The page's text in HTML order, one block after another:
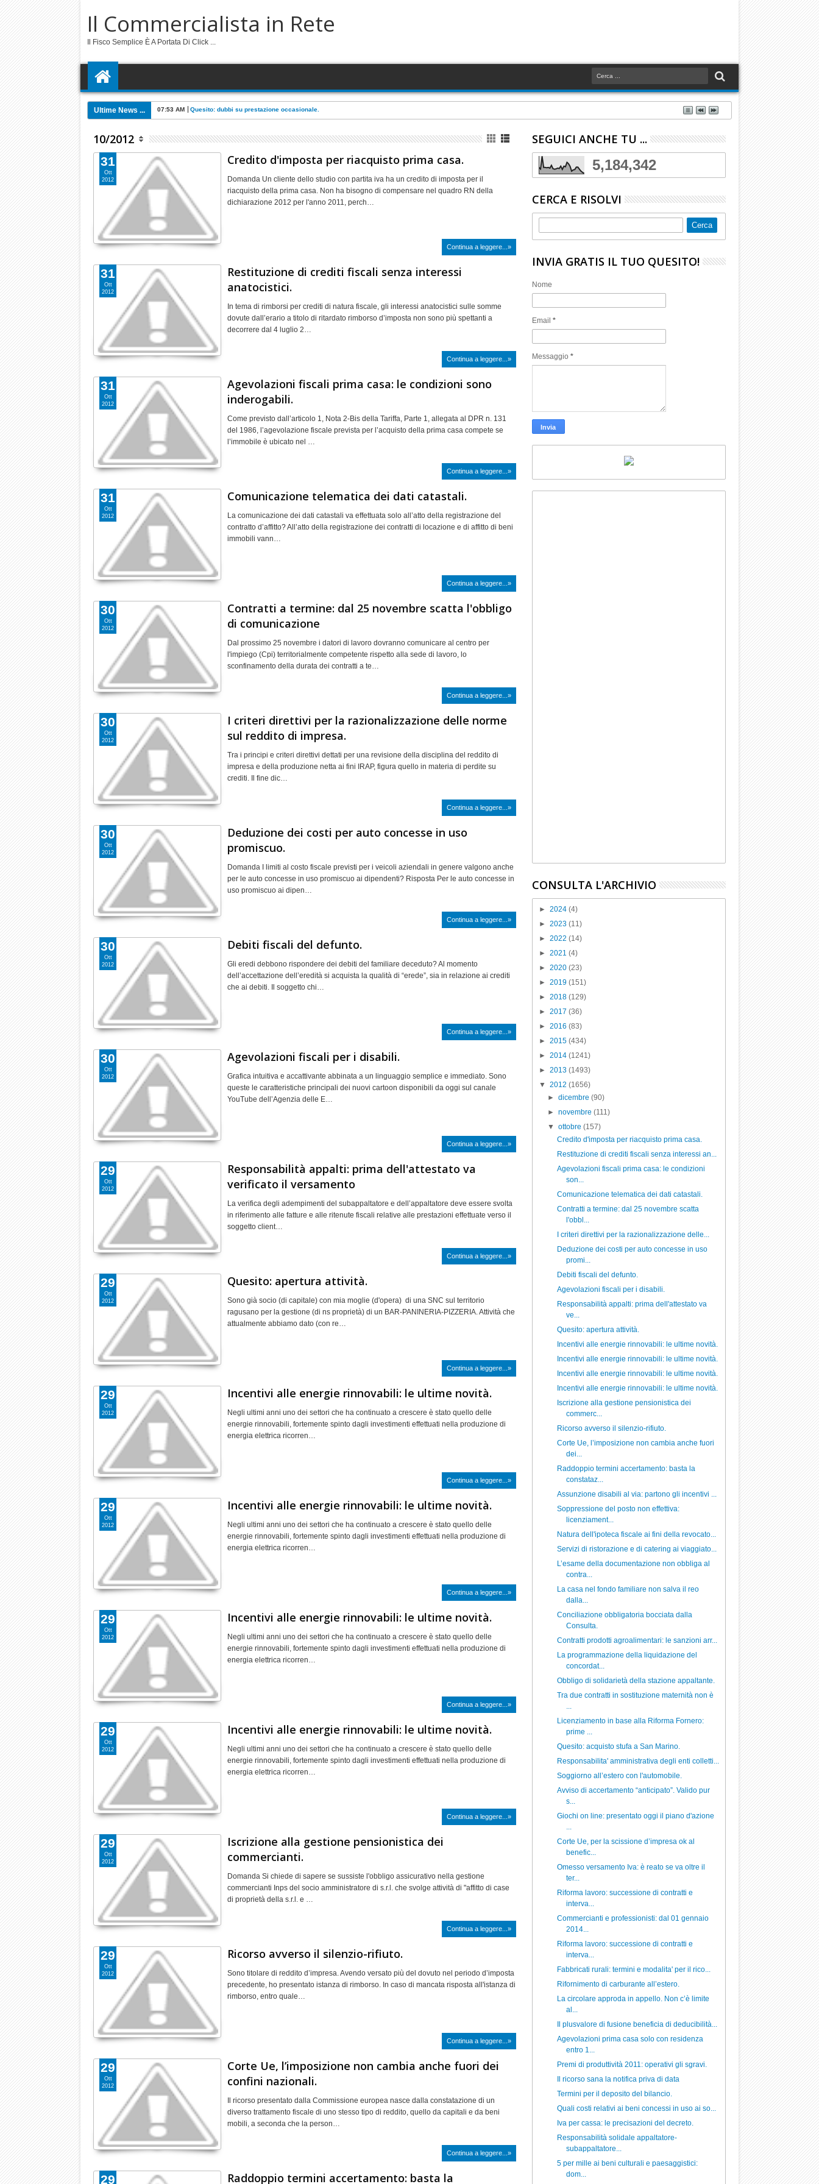
Il Commercialista in Rete
Il Fisco Semplice È A Portata Di Click ...
Ultime News ... 6:57 PM Quesito: cappella societaria su terreno in concessione comunale
10/2012
Credito d'imposta per riacquisto prima casa.
Domanda Un cliente dello studio con partita iva ha un credito di imposta per il
riacquisto della prima casa. Non ha bisogno di compensare nel quadro RN della
dichiarazione 2012 per l'anno 2011, perch…
Continua a leggere...»
31
Ott
2012
Restituzione di crediti fiscali senza interessi
anatocistici.
In tema di rimborsi per crediti di natura fiscale, gli interessi anatocistici sulle somme
dovute dall’erario a titolo di ritardato rimborso d’imposta non sono più spettanti a
decorrere dal 4 luglio 2…
Continua a leggere...»
31
Ott
2012
Agevolazioni fiscali prima casa: le condizioni sono
inderogabili.
Come previsto dall’articolo 1, Nota 2-Bis della Tariffa, Parte 1, allegata al DPR n. 131
del 1986, l’agevolazione fiscale prevista per l’acquisto della prima casa compete se
l’immobile è ubicato nel …
Continua a leggere...»
31
Ott
2012
Comunicazione telematica dei dati catastali.
La comunicazione dei dati catastali va effettuata solo all’atto della registrazione del
contratto d’affitto? All’atto della registrazione dei contratti di locazione e di affitto di beni
immobili vann…
Continua a leggere...»
31
Ott
2012
Contratti a termine: dal 25 novembre scatta l'obbligo
di comunicazione
Dal prossimo 25 novembre i datori di lavoro dovranno comunicare al centro per
l'impiego (Cpi) territorialmente competente rispetto alla sede di lavoro, lo
sconfinamento della durata dei contratti a te…
Continua a leggere...»
30
Ott
2012
I criteri direttivi per la razionalizzazione delle norme
sul reddito di impresa.
Tra i principi e criteri direttivi dettati per una revisione della disciplina del reddito di
impresa e della produzione netta ai fini IRAP, figura quello in materia di perdite su
crediti. Il fine dic…
Continua a leggere...»
30
Ott
2012
Deduzione dei costi per auto concesse in uso
promiscuo.
Domanda I limiti al costo fiscale previsti per i veicoli aziendali in genere valgono anche
per le auto concesse in uso promiscuo ai dipendenti? Risposta Per le auto concesse in
uso promiscuo ai dipen…
Continua a leggere...»
30
Ott
2012
Debiti fiscali del defunto.
Gli eredi debbono rispondere dei debiti del familiare deceduto? Al momento
dell’accettazione dell’eredità si acquista la qualità di “erede”, sia in relazione ai crediti
che ai debiti. Il soggetto chi…
Continua a leggere...»
30
Ott
2012
Agevolazioni fiscali per i disabili.
Grafica intuitiva e accattivante abbinata a un linguaggio semplice e immediato. Sono
queste le caratteristiche principali dei nuovi cartoon disponibili da oggi sul canale
YouTube dell’Agenzia delle E…
Continua a leggere...»
30
Ott
2012
Responsabilità appalti: prima dell'attestato va
verificato il versamento
La verifica degli adempimenti del subappaltatore e dell’appaltatore deve essere svolta
in riferimento alle fatture e alle ritenute fiscali relative alle prestazioni effettuate verso il
soggetto client…
Continua a leggere...»
29
Ott
2012
Quesito: apertura attività.
Sono già socio (di capitale) con mia moglie (d'opera) di una SNC sul territorio
ragusano per la gestione (di ns proprietà) di un BAR-PANINERIA-PIZZERIA. Attività che
attualmente abbiamo dato (con re…
Continua a leggere...»
29
Ott
2012
Incentivi alle energie rinnovabili: le ultime novità.
Negli ultimi anni uno dei settori che ha continuato a crescere è stato quello delle
energie rinnovabili, fortemente spinto dagli investimenti effettuati nella produzione di
energia elettrica ricorren…
Continua a leggere...»
29
Ott
2012
Incentivi alle energie rinnovabili: le ultime novità.
Negli ultimi anni uno dei settori che ha continuato a crescere è stato quello delle
energie rinnovabili, fortemente spinto dagli investimenti effettuati nella produzione di
energia elettrica ricorren…
Continua a leggere...»
29
Ott
2012
Incentivi alle energie rinnovabili: le ultime novità.
Negli ultimi anni uno dei settori che ha continuato a crescere è stato quello delle
energie rinnovabili, fortemente spinto dagli investimenti effettuati nella produzione di
energia elettrica ricorren…
Continua a leggere...»
29
Ott
2012
Incentivi alle energie rinnovabili: le ultime novità.
Negli ultimi anni uno dei settori che ha continuato a crescere è stato quello delle
energie rinnovabili, fortemente spinto dagli investimenti effettuati nella produzione di
energia elettrica ricorren…
Continua a leggere...»
29
Ott
2012
Iscrizione alla gestione pensionistica dei
commercianti.
Domanda Si chiede di sapere se sussiste l'obbligo assicurativo nella gestione
commercianti Inps del socio amministratore di s.r.l. che svolge attività di "affitto di case
di proprietà della s.r.l. e …
Continua a leggere...»
29
Ott
2012
Ricorso avverso il silenzio-rifiuto.
Sono titolare di reddito d’impresa. Avendo versato più del dovuto nel periodo d’imposta
precedente, ho presentato istanza di rimborso. In caso di mancata risposta all'istanza di
rimborso, entro quale…
Continua a leggere...»
29
Ott
2012
Corte Ue, l’imposizione non cambia anche fuori dei
confini nazionali.
Il ricorso presentato dalla Commissione europea nasce dalla constatazione di un
diverso trattamento fiscale di uno stesso tipo di reddito, quello da capitali e da beni
mobili, a seconda che la person…
Continua a leggere...»
29
Ott
2012
Raddoppio termini accertamento: basta la
29
SEGUICI ANCHE TU ...
5,184,342
CERCA E RISOLVI
INVIA GRATIS IL TUO QUESITO!
Nome
Email *
Messaggio *
CONSULTA L'ARCHIVIO
► 2024 (4)
► 2023 (11)
► 2022 (14)
► 2021 (4)
► 2020 (23)
► 2019 (151)
► 2018 (129)
► 2017 (36)
► 2016 (83)
► 2015 (434)
► 2014 (1241)
► 2013 (1493)
▼ 2012 (1656)
► dicembre (90)
► novembre (111)
▼ ottobre (157)
Credito d'imposta per riacquisto prima casa.
Restituzione di crediti fiscali senza interessi an...
Agevolazioni fiscali prima casa: le condizioni
son...
Comunicazione telematica dei dati catastali.
Contratti a termine: dal 25 novembre scatta
l'obbl...
I criteri direttivi per la razionalizzazione delle...
Deduzione dei costi per auto concesse in uso
promi...
Debiti fiscali del defunto.
Agevolazioni fiscali per i disabili.
Responsabilità appalti: prima dell'attestato va
ve...
Quesito: apertura attività.
Incentivi alle energie rinnovabili: le ultime novità.
Incentivi alle energie rinnovabili: le ultime novità.
Incentivi alle energie rinnovabili: le ultime novità.
Incentivi alle energie rinnovabili: le ultime novità.
Iscrizione alla gestione pensionistica dei
commerc...
Ricorso avverso il silenzio-rifiuto.
Corte Ue, l’imposizione non cambia anche fuori
dei...
Raddoppio termini accertamento: basta la
constataz...
Assunzione disabili al via: partono gli incentivi ...
Soppressione del posto non effettiva:
licenziament...
Natura dell'ipoteca fiscale ai fini della revocato...
Servizi di ristorazione e di catering ai viaggiato...
L’esame della documentazione non obbliga al
contra...
La casa nel fondo familiare non salva il reo
dalla...
Conciliazione obbligatoria bocciata dalla
Consulta.
Contratti prodotti agroalimentari: le sanzioni arr...
La programmazione della liquidazione del
concordat...
Obbligo di solidarietà della stazione appaltante.
Tra due contratti in sostituzione maternità non è
...
Licenziamento in base alla Riforma Fornero:
prime ...
Quesito: acquisto stufa a San Marino.
Responsabilita' amministrativa degli enti colletti...
Soggiorno all’estero con l'automobile.
Avviso di accertamento “anticipato”. Valido pur
s...
Giochi on line: presentato oggi il piano d'azione
...
Corte Ue, per la scissione d’impresa ok al
benefic...
Omesso versamento Iva: è reato se va oltre il
ter...
Riforma lavoro: successione di contratti e
interva...
Commercianti e professionisti: dal 01 gennaio
2014...
Riforma lavoro: successione di contratti e
interva...
Fabbricati rurali: termini e modalita' per il rico...
Rifornimento di carburante all’estero.
La circolare approda in appello. Non c’è limite
al...
Il plusvalore di fusione beneficia di deducibilità...
Agevolazioni prima casa solo con residenza
entro 1...
Premi di produttività 2011: operativi gli sgravi.
Il ricorso sana la notifica priva di data
Termini per il deposito del bilancio.
Quali costi relativi ai beni concessi in uso ai so...
Iva per cassa: le precisazioni del decreto.
Responsabilità solidale appaltatore-
subappaltatore...
5 per mille ai beni culturali e paesaggistici:
dom...